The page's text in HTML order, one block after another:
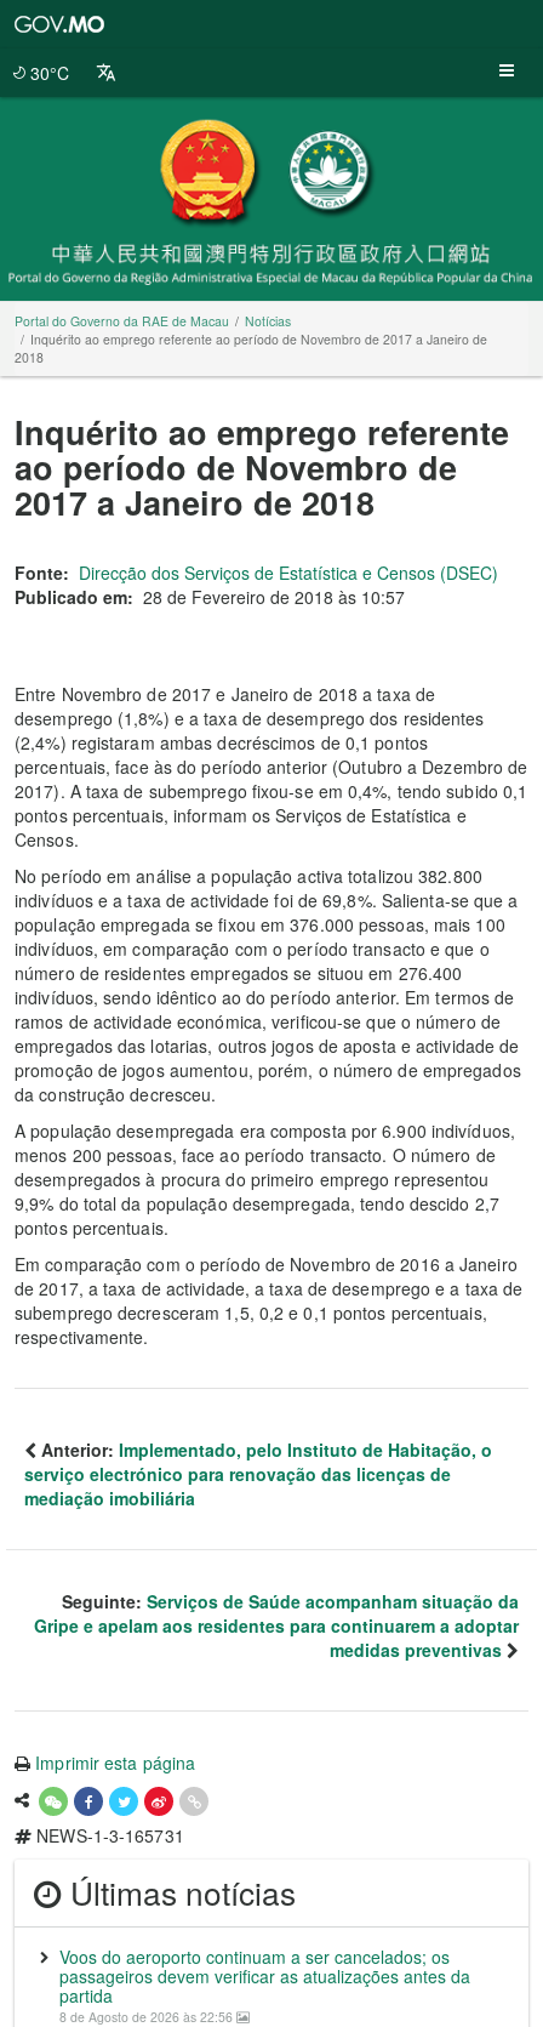
30°C
Portal do Governo da RAE de Macau
Notícias
Inquérito ao emprego referente ao período de Novembro de 2017 a Janeiro de
2018
Inquérito ao emprego referente
ao período de Novembro de
2017 a Janeiro de 2018
Fonte: Direcção dos Serviços de Estatística e Censos (DSEC)
Publicado em: 28 de Fevereiro de 2018 às 10:57
Entre Novembro de 2017 e Janeiro de 2018 a taxa de
desemprego (1,8%) e a taxa de desemprego dos residentes
(2,4%) registaram ambas decréscimos de 0,1 pontos
percentuais, face às do período anterior (Outubro a Dezembro de
2017). A taxa de subemprego fixou-se em 0,4%, tendo subido 0,1
pontos percentuais, informam os Serviços de Estatística e
Censos.
No período em análise a população activa totalizou 382.800
indivíduos e a taxa de actividade foi de 69,8%. Salienta-se que a
população empregada se fixou em 376.000 pessoas, mais 100
indivíduos, em comparação com o período transacto e que o
número de residentes empregados se situou em 276.400
indivíduos, sendo idêntico ao do período anterior. Em termos de
ramos de actividade económica, verificou-se que o número de
empregados das lotarias, outros jogos de aposta e actividade de
promoção de jogos aumentou, porém, o número de empregados
da construção decresceu.
A população desempregada era composta por 6.900 indivíduos,
menos 200 pessoas, face ao período transacto. O número de
desempregados à procura do primeiro emprego representou
9,9% do total da população desempregada, tendo descido 2,7
pontos percentuais.
Em comparação com o período de Novembro de 2016 a Janeiro
de 2017, a taxa de actividade, a taxa de desemprego e a taxa de
subemprego decresceram 1,5, 0,2 e 0,1 pontos percentuais,
respectivamente.
Anterior: Implementado, pelo Instituto de Habitação, o
serviço electrónico para renovação das licenças de
mediação imobiliária
Seguinte: Serviços de Saúde acompanham situação da
Gripe e apelam aos residentes para continuarem a adoptar
medidas preventivas
Imprimir esta página
NEWS-1-3-165731
Últimas notícias
Voos do aeroporto continuam a ser cancelados; os
passageiros devem verificar as atualizações antes da
partida
8 de Agosto de 2026 às 22:56